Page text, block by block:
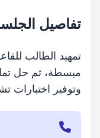
تفاصيل
تمهيد الطالب
مبسطة، ثم حل
وتوفير اختبارات